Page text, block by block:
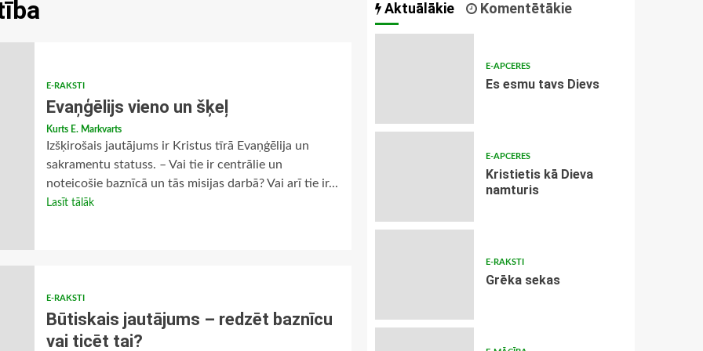
E-RAKSTI
Evaņģēlijs vieno un šķeļ
Kurts E. Markvarts
Izšķirošais jautājums ir Kristus tīrā Evaņģēlija un
sakramentu statuss. – Vai tie ir centrālie un
noteicošie baznīcā un tās misijas darbā? Vai arī tie ir...
Lasīt tālāk
E-RAKSTI
Būtiskais jautājums – redzēt baznīcu
vai ticēt tai?
Aktuālākie Komentētākie
E-APCERES
Es esmu tavs Dievs
E-APCERES
Kristietis kā Dieva
namturis
E-RAKSTI
Grēka sekas